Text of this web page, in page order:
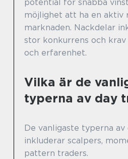
potential för snabba
möjlighet att ha en aktiv
marknaden. Nackdelar
stor konkurrens och krav
och erfarenhet.
Vilka är de
typerna av day
De vanligaste typerna av
inkluderar scalpers,
pattern traders.